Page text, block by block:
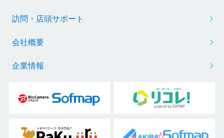
訪問・店頭サポート
会社概要
企業情報